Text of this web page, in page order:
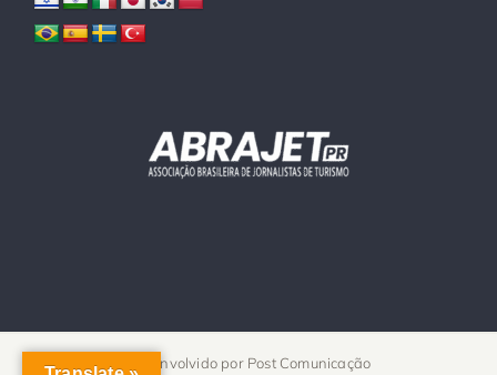
Desenvolvido por Post Comunicação